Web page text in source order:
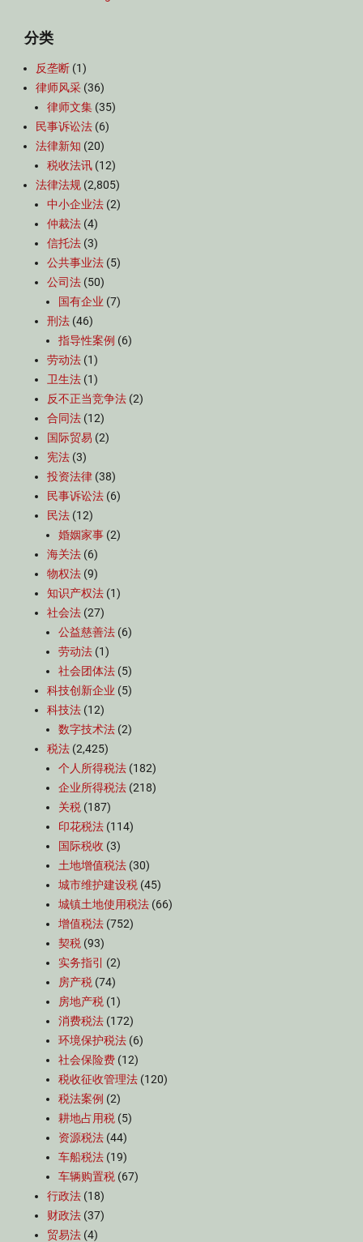
分类
反垄断 (1)
律师风采 (36)
律师文集 (35)
民事诉讼法 (6)
法律新知 (20)
税收法讯 (12)
法律法规 (2,805)
中小企业法 (2)
仲裁法 (4)
信托法 (3)
公共事业法 (5)
公司法 (50)
国有企业 (7)
刑法 (46)
指导性案例 (6)
劳动法 (1)
卫生法 (1)
反不正当竞争法 (2)
合同法 (12)
国际贸易 (2)
宪法 (3)
投资法律 (38)
民事诉讼法 (6)
民法 (12)
婚姻家事 (2)
海关法 (6)
物权法 (9)
知识产权法 (1)
社会法 (27)
公益慈善法 (6)
劳动法 (1)
社会团体法 (5)
科技创新企业 (5)
科技法 (12)
数字技术法 (2)
税法 (2,425)
个人所得税法 (182)
企业所得税法 (218)
关税 (187)
印花税法 (114)
国际税收 (3)
土地增值税法 (30)
城市维护建设税 (45)
城镇土地使用税法 (66)
增值税法 (752)
契税 (93)
实务指引
(2)
房产税 (74)
房地产税 (1)
消费税法 (172)
环境保护税法 (6)
社会保险费 (12)
税收征收管理法 (120)
税法案例 (2)
耕地占用税 (5)
资源税法 (44)
车船税法 (19)
车辆购置税 (67)
行政法 (18)
财政法 (37)
贸易法 (4)